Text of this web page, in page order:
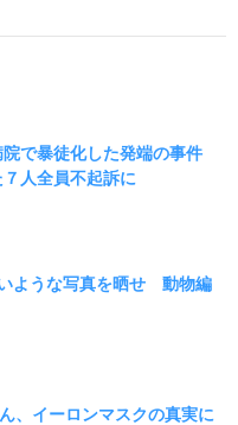
院で暴徒化した発端の事件
人全員不起訴に
ような写真を晒せ 動物編
、イーロンマスクの真実に